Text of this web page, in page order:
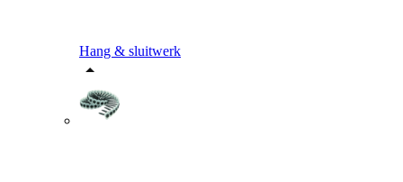
Hang & sluitwerk